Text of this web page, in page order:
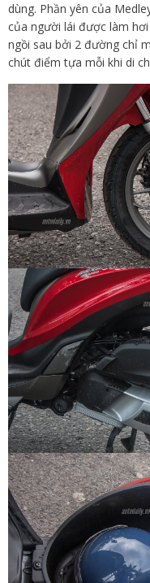
dùng. Phần yên của
của người lái được làm
ngồi sau bởi 2 đường chỉ
chút điểm tựa mỗi khi di